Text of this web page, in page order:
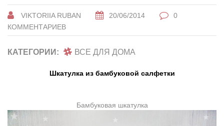
VIKTORIIA RUBAN 20/06/2014
0
КОММЕНТАРИЕВ
КАТЕГОРИИ: ВСЕ ДЛЯ ДОМА
Шкатулка из бамбуковой салфетки
Бамбуковая шкатулка